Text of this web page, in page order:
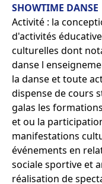
SHOWTIME DANSE
Activité : la
d'activités
culturelles dont
danse l
la danse et toute
dispense de cours
galas les
et ou la
manifestations
événements en
sociale sportive et
réalisation de